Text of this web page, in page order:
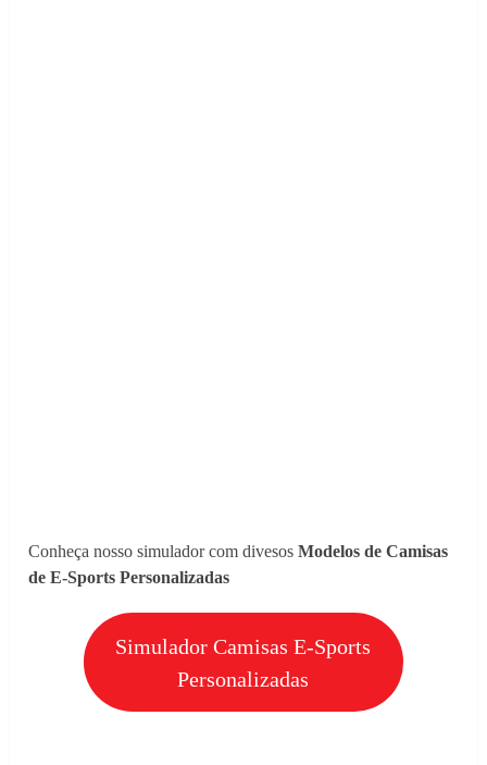
Conheça nosso simulador com divesosModelos de Camisas
de E-Sports Personalizadas
Simulador Camisas E-Sports
Personalizadas